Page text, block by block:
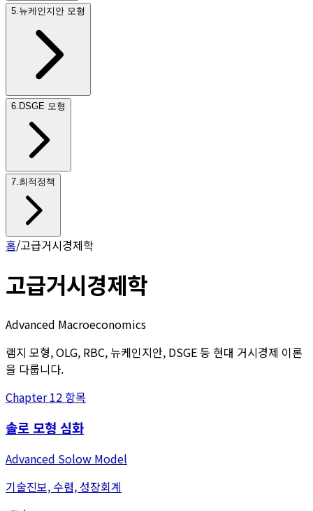
5 뉴케인지안 모형
6 DSGE 모형
7 최적정책
홈/고급거시경제학
고급거시경제학
Advanced Macroeconomics
램지 모형, OLG, RBC, 뉴케인지안, DSGE 등 현대 거시경제 이론
을 다룹니다.
Chapter12 항목
솔로 모형 심화
Advanced Solow Model
기술진보, 수렴, 성장회계